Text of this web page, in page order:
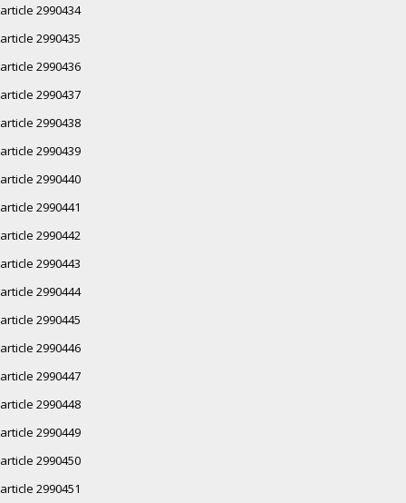
article 2990434
article 2990435
article 2990436
article 2990437
article 2990438
article 2990439
article 2990440
article 2990441
article 2990442
article 2990443
article 2990444
article 2990445
article 2990446
article 2990447
article 2990448
article 2990449
article 2990450
article 2990451